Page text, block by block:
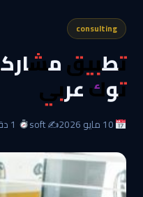
consulting
تطبيق
توك عربي
10 مايو 2026 ✍️ soft